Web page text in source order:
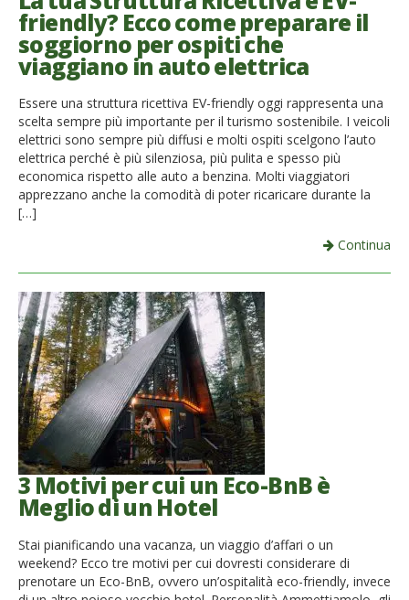
French
Italiano
friendly? Ecco come preparare il
soggiorno per ospiti che
viaggiano in auto elettrica
Essere una struttura ricettiva EV-friendly oggi rappresenta una
scelta sempre più importante per il turismo sostenibile. I veicoli
elettrici sono sempre più diffusi e molti ospiti scelgono l’auto
elettrica perché è più silenziosa, più pulita e spesso più
economica rispetto alle auto a benzina. Molti viaggiatori
apprezzano anche la comodità di poter ricaricare durante la
[…]
Continua
3 Motivi per cui un Eco-BnB è
Meglio di un Hotel
Stai pianificando una vacanza, un viaggio d’affari o un
weekend? Ecco tre motivi per cui dovresti considerare di
prenotare un Eco-BnB, ovvero un’ospitalità eco-friendly, invece